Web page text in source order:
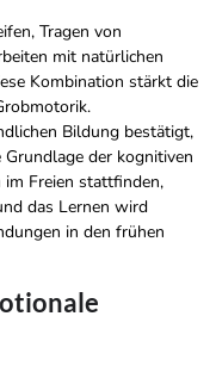
Tragen von
mit natürlichen
Kombination stärkt die
Bildung bestätigt,
Grundlage der kognitiven
Freien stattfinden,
das Lernen wird
in den frühen